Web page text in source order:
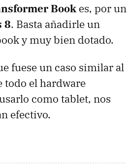
Book es, por un
8. Basta añadirle un
y muy bien dotado.
fuese un caso similar al
todo el hardware
como tablet, nos
efectivo.